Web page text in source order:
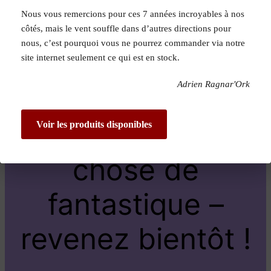
Pardon pour le
dérangement !
Nous travaillons
sur quelque
chose de
fantastique –
revenez bientôt !
Nous vous remercions pour ces 7 années incroyables à nos
côtés, mais le vent souffle dans d’autres directions pour
nous, c’est pourquoi vous ne pourrez commander via notre
site internet seulement ce qui est en stock.
Adrien Ragnar'Ork
Voir les produits disponibles